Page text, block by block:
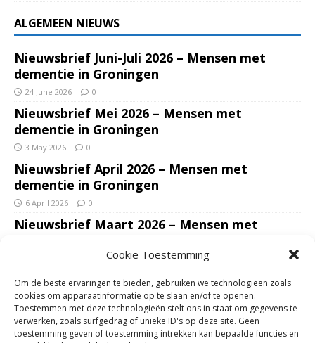
Cookie Toestemming
Om de beste ervaringen te bieden, gebruiken we technologieën zoals
cookies om apparaatinformatie op te slaan en/of te openen.
Toestemmen met deze technologieën stelt ons in staat om gegevens te
verwerken, zoals surfgedrag of unieke ID's op deze site. Geen
toestemming geven of toestemming intrekken kan bepaalde functies en
ALGEMEEN NIEUWS
Nieuwsbrief Juni-Juli 2026 – Mensen met
dementie in Groningen
24 June 2026 0
Nieuwsbrief Mei 2026 – Mensen met
dementie in Groningen
3 May 2026 0
Nieuwsbrief April 2026 – Mensen met
dementie in Groningen
6 April 2026 0
Nieuwsbrief Maart 2026 – Mensen met
Nieuwsbrief Januari – Februari 2026 – Mensen
met dementie in Groningen
7 February 2026 0
Ondersteun mantelzorgers – gun hun een